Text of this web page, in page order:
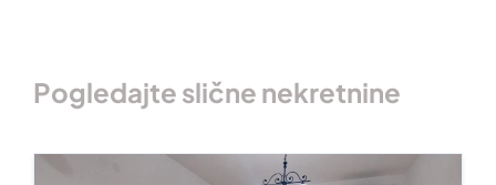
Pogledajte slične nekretnine